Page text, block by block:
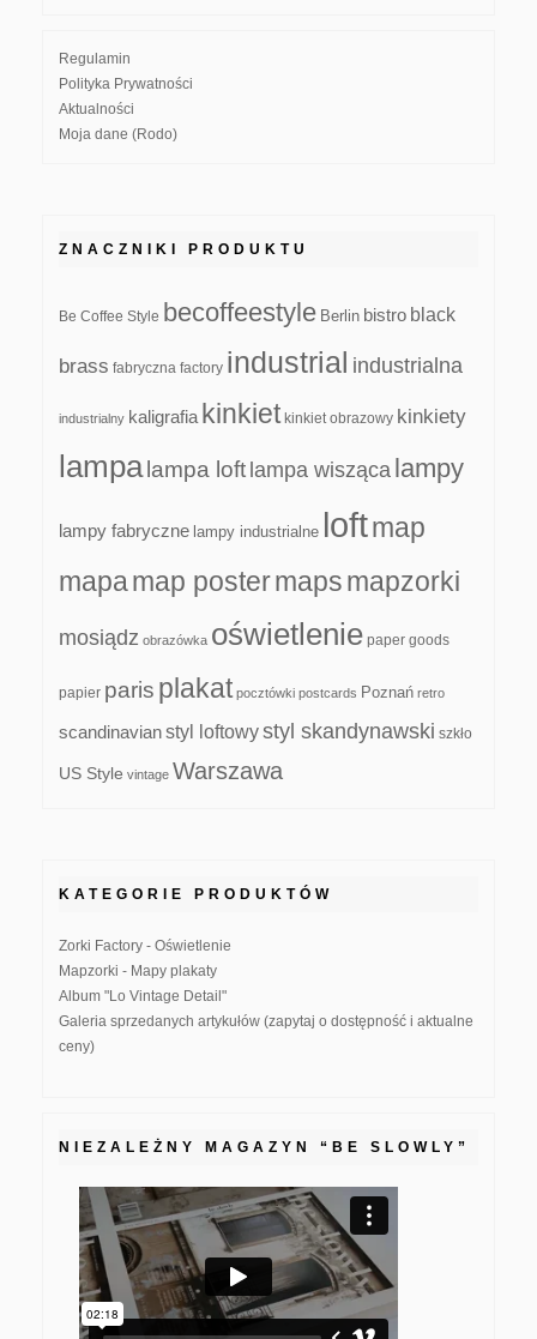
Regulamin
Polityka Prywatności
Aktualności
Moja dane (Rodo)
ZNACZNIKI PRODUKTU
Be Coffee Style becoffeestyle Berlin bistro black
brass fabryczna factory industrial industrialna
industrialny kaligrafia kinkiet kinkiet obrazowy kinkiety
lampa lampa loft lampa wisząca lampy
lampy fabryczne lampy industrialne loftmap
mapamap postermapsmapzorki
mosiądz obrazówka oświetlenie paper goods
papier paris plakat pocztówki postcards Poznań retro
scandinavianstyl loftowystyl skandynawski szkło
US Style vintage Warszawa
KATEGORIE PRODUKTÓW
Zorki Factory - Oświetlenie
Mapzorki - Mapy plakaty
Album "Lo Vintage Detail"
Galeria sprzedanych artykułów (zapytaj o dostępność i aktualne
ceny)
NIEZALEŻNY MAGAZYN “BE SLOWLY”